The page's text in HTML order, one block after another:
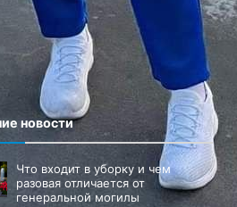
новости
Что входит в уборку и чем
разовая отличается от
генеральной могилы